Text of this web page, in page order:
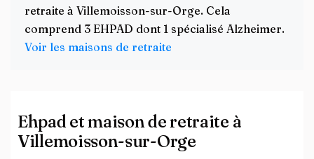
retraite à Villemoisson-sur-Orge. Cela
comprend 3 EHPAD dont 1 spécialisé Alzheimer.
Voir les maisons de retraite
Ehpad et maison de retraite à
Villemoisson-sur-Orge